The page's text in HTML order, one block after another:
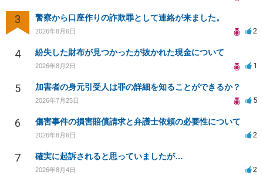
3 警察から口座作りの詐欺罪として連絡が来ました。
2026年8月6日 2
4 紛失した財布が見つかったが抜かれた現金について
2026年8月2日 1
5 加害者の身元引受人は罪の詳細を知ることができるか？
2026年7月25日 5
6 傷害事件の損害賠償請求と弁護士依頼の必要性について
2026年8月6日 2
7 確実に起訴されると思っていましたが…
2026年8月4日 2